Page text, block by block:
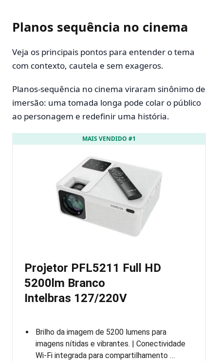
Planos sequência no cinema
Veja os principais pontos para entender o tema
com contexto, cautela e sem exageros.
Planos-sequência no cinema viraram sinônimo de
imersão: uma tomada longa pode colar o público
ao personagem e redefinir uma história.
MAIS VENDIDO #1
Projetor PFL5211 Full HD
5200lm Branco
Intelbras 127/220V
Brilho da imagem de 5200 lumens para
imagens nítidas e vibrantes. | Conectividade
Wi-Fi integrada para compartilhamento …